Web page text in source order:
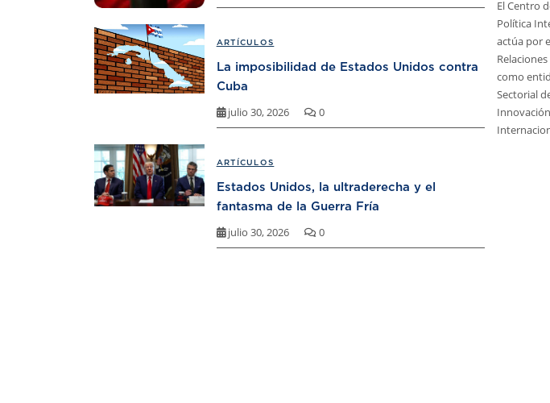
El Centro
Política
actúa por
como
Sectorial
ARTÍCULOS
La imposibilidad de Estados Unidos contra
Cuba
julio 30, 2026 0
ARTÍCULOS
Estados Unidos, la ultraderecha y el
fantasma de la Guerra Fría
julio 30, 2026 0